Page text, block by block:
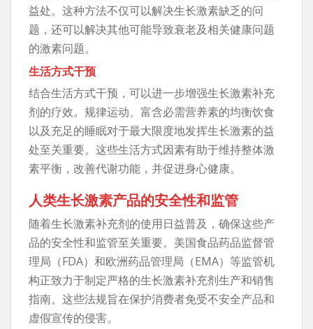
益处。这种方法不仅可以解决生长激素缺乏的问
题，还可以解决其他可能导致衰老及相关健康问题
的激素问题。
生活方式干预
结合生活方式干预，可以进一步增强生长激素补充
剂的疗效。规律运动、富含必需营养素的均衡饮食
以及充足的睡眠对于最大限度地发挥生长激素的益
处至关重要。这些生活方式因素有助于维持整体激
素平衡，改善代谢功能，并促进身心健康。
人类生长激素产品的安全性和监管
随着生长激素补充剂的使用日益普及，确保这些产
品的安全性和监管至关重要。美国食品药品监督管
理局（FDA）和欧洲药品管理局（EMA）等监管机
构正致力于制定严格的生长激素补充剂生产和销售
指南。这些法规旨在保护消费者免受不安全产品和
虚假宣传的侵害。